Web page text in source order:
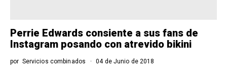
Perrie Edwards consiente a sus fans de
Instagram posando con atrevido bikini
por Servicios combinados 04 de Junio de 2018